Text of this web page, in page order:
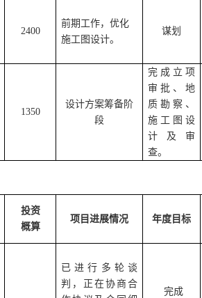
2400
前期工作，优化
施工图设计。
谋划
1350
设计方案筹备阶
段
完成立项
审批、地
质勘察、
施工图设
计及审
查。
投资
概算
项目进展情况 年度目标
已进行多轮谈
判，正在协商合
完成